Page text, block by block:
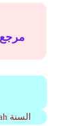
Sunnah السنة